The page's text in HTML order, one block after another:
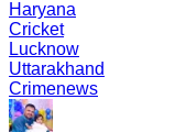
Haryana
Cricket
Lucknow
Uttarakhand
Crimenews